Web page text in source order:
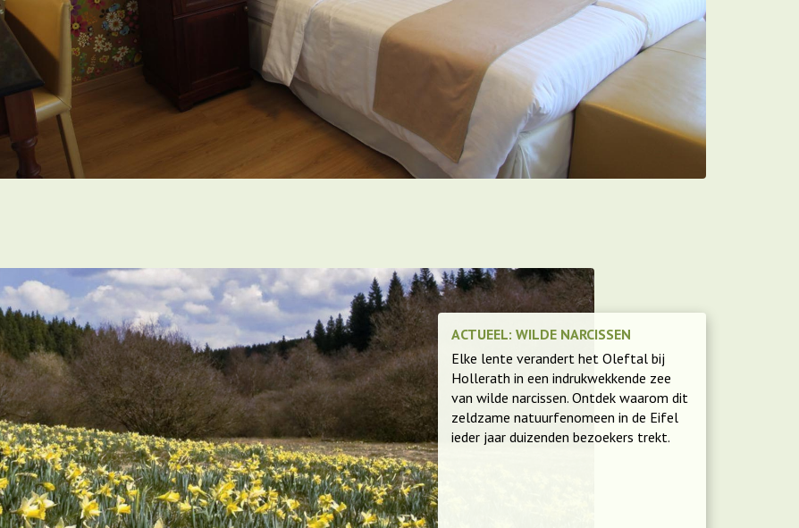
ACTUEEL: WILDE NARCISSEN
Elke lente verandert het Oleftal bij
Hollerath in een indrukwekkende zee
van wilde narcissen. Ontdek waarom dit
zeldzame natuurfenomeen in de Eifel
ieder jaar duizenden bezoekers trekt.